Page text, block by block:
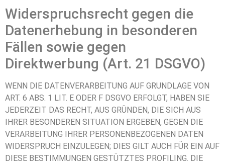
Widerspruchsrecht gegen die
Datenerhebung in besonderen
Fällen sowie gegen
Direktwerbung (Art. 21 DSGVO)
WENN DIE DATENVERARBEITUNG AUF GRUNDLAGE VON
ART. 6 ABS. 1 LIT. E ODER F DSGVO ERFOLGT, HABEN SIE
JEDERZEIT DAS RECHT, AUS GRÜNDEN, DIE SICH AUS
IHRER BESONDEREN SITUATION ERGEBEN, GEGEN DIE
VERARBEITUNG IHRER PERSONENBEZOGENEN DATEN
WIDERSPRUCH EINZULEGEN; DIES GILT AUCH FÜR EIN AUF
DIESE BESTIMMUNGEN GESTÜTZTES PROFILING. DIE